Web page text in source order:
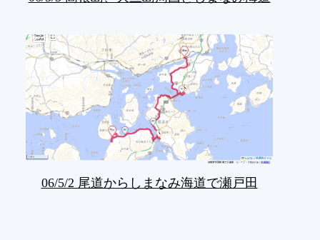
06/5/2 尾道からしまなみ海道で瀬戸田